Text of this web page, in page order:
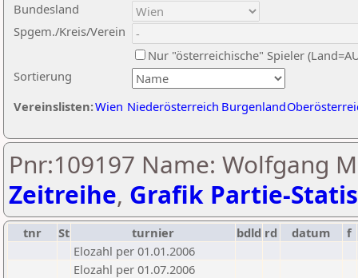
Sortierung
Bundesland
Spgem./Kreis/Verein
Nur "österreichische" Spieler
Vereinslisten:Wien Niederösterreich Burgenland
Pnr:109197 Name: Wolfgang
Zeitreihe, Grafik Partie-
tnr St turnier bdld rd datum
f
Elozahl per 01.01.2006
Elozahl per 01.07.2006